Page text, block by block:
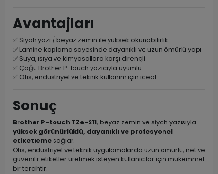
Avantajları
✅ Siyah yazı / beyaz zemin ile yüksek okunabilirlik
✅ Lamine kaplama sayesinde dayanıklı ve uzun ömürlü yapı
✅ Suya, ısıya ve kimyasallara karşı dirençli
✅ Çoğu Brother P-touch yazıcıyla uyumlu
✅ Ofis, endüstriyel ve teknik kullanım için ideal
Sonuç
Brother P-touch TZe-211, beyaz zemin ve siyah yazısıyla
yüksek görünürlüklü, dayanıklı ve profesyonel
etiketleme sağlar.
Ofis, endüstriyel ve teknik uygulamalarda uzun ömürlü, net ve
güvenilir etiketler üretmek isteyen kullanıcılar için mükemmel
bir tercihtir.